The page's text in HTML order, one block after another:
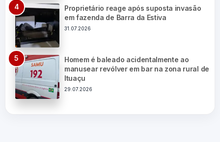
Proprietário reage após suposta invasão
em fazenda de Barra da Estiva
31.07.2026
Homem é baleado acidentalmente ao
manusear revólver em bar na zona rural de
Ituaçu
29.07.2026